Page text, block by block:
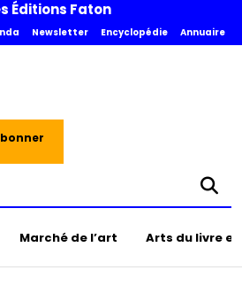
Éditions Faton
Newsletter Encyclopédie Annuaire
Marché de l’art Arts du livre